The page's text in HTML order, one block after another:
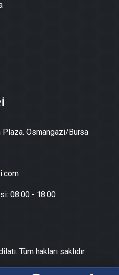
Yapımı
Montajı
Montajı
& Moloz Atımı
Kiralama
Ustası
Plaza. Osmangazi/Bursa
08:00 - 18:00
Tüm hakları saklıdır.
Bursa Boya Badana Ustası -